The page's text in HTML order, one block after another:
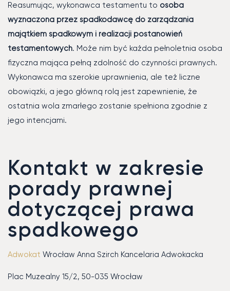
Reasumując, wykonawca testamentu to osoba
wyznaczona przez spadkodawcę do zarządzania
majątkiem spadkowym i realizacji postanowień
testamentowych. Może nim być każda pełnoletnia osoba
fizyczna mająca pełną zdolność do czynności prawnych.
Wykonawca ma szerokie uprawnienia, ale też liczne
obowiązki, a jego główną rolą jest zapewnienie, że
ostatnia wola zmarłego zostanie spełniona zgodnie z
jego intencjami.
Kontakt w zakresie
porady prawnej
dotyczącej prawa
spadkowego
Adwokat Wrocław Anna Szirch Kancelaria Adwokacka
Plac Muzealny 15/2, 50-035 Wrocław